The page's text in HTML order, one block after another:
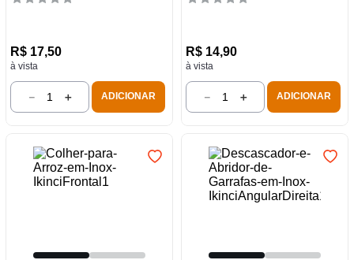
R$ 17,50
à vista
＋
－ ADICIONAR
R$ 14,90
à vista
＋
－ ADICIONAR